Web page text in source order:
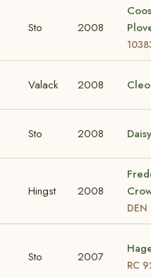
Sto 2008
Valack 2008
Sto 2008 Daisy
Hingst 2008
Sto 2007
RC